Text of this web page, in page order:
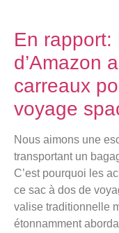
En rapport:
d’Amazon
carreaux
voyage
Nous aimons une
transportant un
C’est pourquoi les
ce sac à dos de
valise traditionnelle
étonnamment